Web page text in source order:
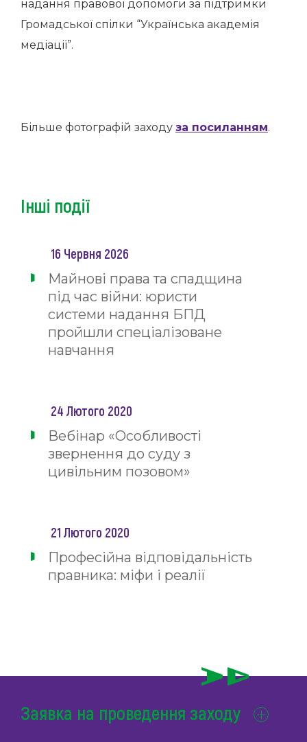
надання правової допомоги за підтримки
Громадської спілки “Українська академія
медіації”.
Більше фотографій заходу за посиланням.
Інші події
16 Червня 2026
Майнові права та спадщина
під час війни: юристи
системи надання БПД
пройшли спеціалізоване
навчання
24 Лютого 2020
Вебінар «Особливості
звернення до суду з
цивільним позовом»
21 Лютого 2020
Професійна відповідальність
правника: міфи і реалії
Заявка на проведення заходу